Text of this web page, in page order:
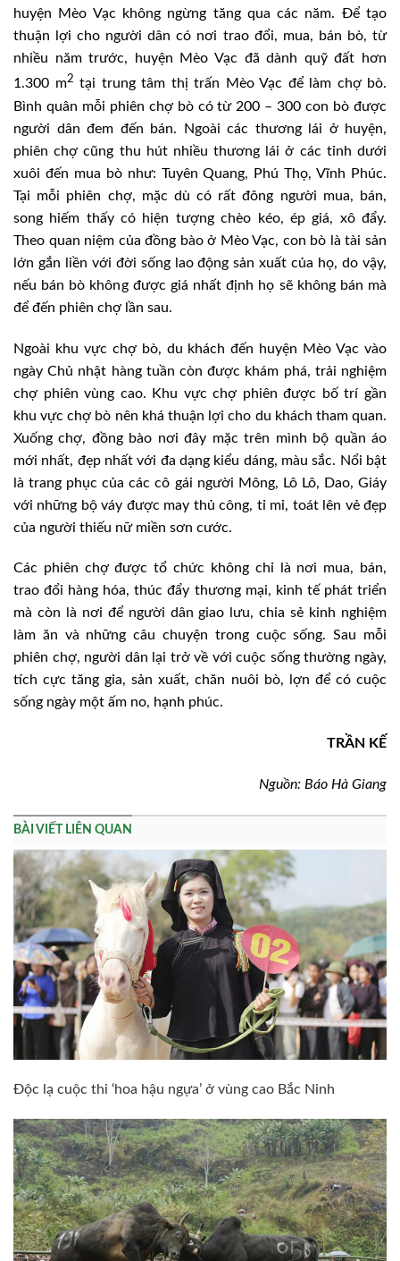
huyện Mèo Vạc không ngừng tăng qua các năm. Để tạo
thuận lợi cho người dân có nơi trao đổi, mua, bán bò, từ
nhiều năm trước, huyện Mèo Vạc đã dành quỹ đất hơn
1.300 m2 tại trung tâm thị trấn Mèo Vạc để làm chợ bò.
Bình quân mỗi phiên chợ bò có từ 200 – 300 con bò được
người dân đem đến bán. Ngoài các thương lái ở huyện,
phiên chợ cũng thu hút nhiều thương lái ở các tỉnh dưới
xuôi đến mua bò như: Tuyên Quang, Phú Thọ, Vĩnh Phúc.
Tại mỗi phiên chợ, mặc dù có rất đông người mua, bán,
song hiếm thấy có hiện tượng chèo kéo, ép giá, xô đẩy.
Theo quan niệm của đồng bào ở Mèo Vạc, con bò là tài sản
lớn gắn liền với đời sống lao động sản xuất của họ, do vậy,
nếu bán bò không được giá nhất định họ sẽ không bán mà
để đến phiên chợ lần sau.
Ngoài khu vực chợ bò, du khách đến huyện Mèo Vạc vào
ngày Chủ nhật hàng tuần còn được khám phá, trải nghiệm
chợ phiên vùng cao. Khu vực chợ phiên được bố trí gần
khu vực chợ bò nên khá thuận lợi cho du khách tham quan.
Xuống chợ, đồng bào nơi đây mặc trên mình bộ quần áo
mới nhất, đẹp nhất với đa dạng kiểu dáng, màu sắc. Nổi bật
là trang phục của các cô gái người Mông, Lô Lô, Dao, Giáy
với những bộ váy được may thủ công, tỉ mỉ, toát lên vẻ đẹp
của người thiếu nữ miền sơn cước.
Các phiên chợ được tổ chức không chỉ là nơi mua, bán,
trao đổi hàng hóa, thúc đẩy thương mại, kinh tế phát triển
mà còn là nơi để người dân giao lưu, chia sẻ kinh nghiệm
làm ăn và những câu chuyện trong cuộc sống. Sau mỗi
phiên chợ, người dân lại trở về với cuộc sống thường ngày,
tích cực tăng gia, sản xuất, chăn nuôi bò, lợn để có cuộc
sống ngày một ấm no, hạnh phúc.
TRẦN KẾ
Nguồn: Báo Hà Giang
BÀI VIẾT LIÊN QUAN
Độc lạ cuộc thi ‘hoa hậu ngựa’ ở vùng cao Bắc Ninh